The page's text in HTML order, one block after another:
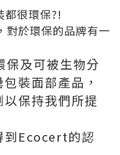
都很環保?!
對於環保的品牌有一
及可被生物分
裝面部產品，
保持我們所提
到Ecocert的認